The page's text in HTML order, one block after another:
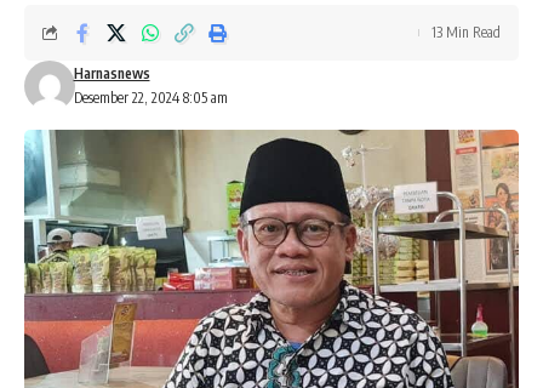
Desember 22, 2024 8:05 am
Harnasnews
13 Min Read